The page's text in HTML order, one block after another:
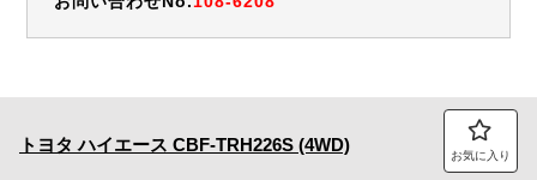
トヨタ ハイエース CBF-TRH226S (4WD) お気に入り